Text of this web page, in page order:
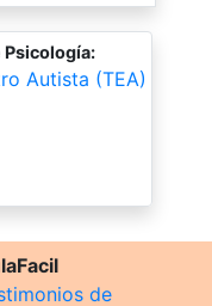
Psicología:
Autista (TEA)
de